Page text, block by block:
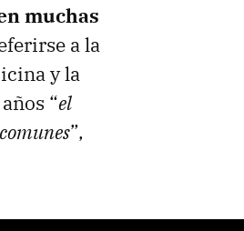
muchas
a la
y la
“el
”,